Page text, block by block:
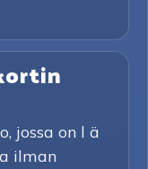
jossa on l ä
ilman